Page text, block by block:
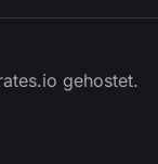
gehostet.